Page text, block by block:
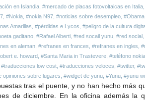
en Islandia #mercado de placas fotovoltaicas en Italia
#Nokia #nokia N97 #noticias sobre desempleo
Amarillas #pérdidas e Lycos #peligro de la cultura
gaditano #Rafael Alberti #red socail yunu #red social
en aleman #refranes en frances #refranes en ingles
e. howard #Santa Maria in Trastevere #teléfono
#traducciones low cost #traducciones veloces #twitter,
opiniones sobre lugares #widget de yunu #Yunu #yunu
tras el puente, y no han hecho más
de diciembre. En la oficina además la